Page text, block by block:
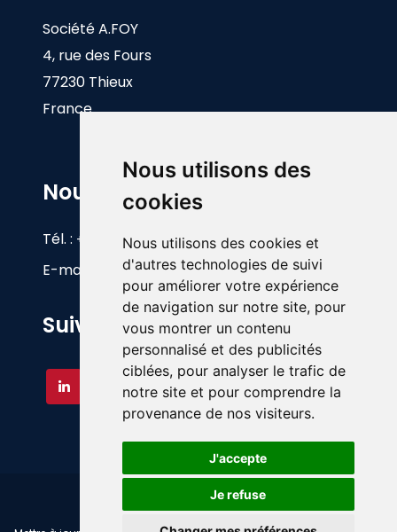
Nous utilisons des
cookies
Nous utilisons des cookies et
d'autres technologies de suivi
pour améliorer votre expérience
de navigation sur notre site, pour
vous montrer un contenu
personnalisé et des publicités
ciblées, pour analyser le trafic de
notre site et pour comprendre la
provenance de nos visiteurs.
J'accepte
Je refuse
Société A.FOY
4, rue des Fours
77230 Thieux
France
Nous Contacter
Tél. : +33(0)1 60 26 83 17
E-mail : info@foy.fr
Suivez-nous
A.FOY - Matériel d'occasion - 2026